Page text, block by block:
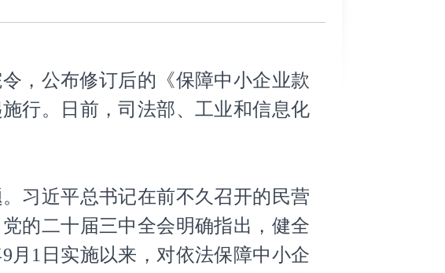
，公布修订后的《保障中小企业款
行。日前，司法部、工业和信息化
习近平总书记在前不久召开的民营
的二十届三中全会明确指出，健全
月1日实施以来，对依法保障中小企